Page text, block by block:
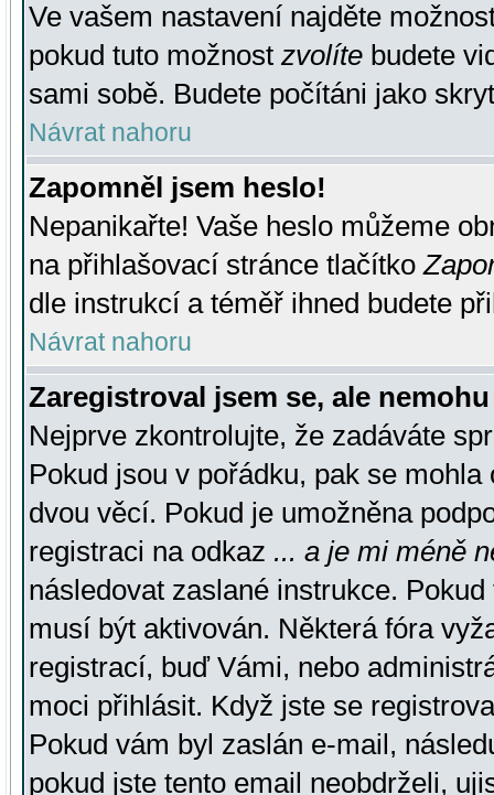
Ve vašem nastavení najděte
pokud tuto možnost zvolíte budete
sami sobě. Budete počítáni jako
Návrat nahoru
Zapomněl jsem heslo!
Nepanikařte! Vaše heslo můžeme
na přihlašovací stránce tlačítko
dle instrukcí a téměř ihned budete
Návrat nahoru
Zaregistroval jsem se, ale
Nejprve zkontrolujte, že zadáváte
Pokud jsou v pořádku, pak se
dvou věcí. Pokud je umožněna
registraci na odkaz ... a je mi méně
následovat zaslané instrukce.
musí být aktivován. Některá fóra
registrací, buď Vámi, nebo
moci přihlásit. Když jste se
Pokud vám byl zaslán e-mail,
pokud jste tento email neobdrželi,